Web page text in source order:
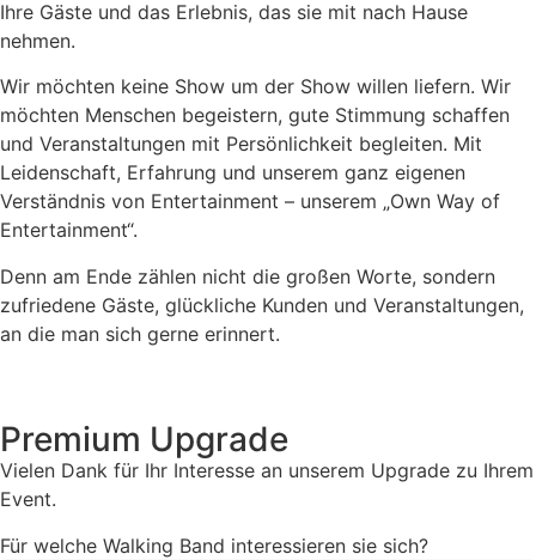
Ihre Gäste und das Erlebnis, das sie mit nach Hause
nehmen.
Wir möchten keine Show um der Show willen liefern. Wir
möchten Menschen begeistern, gute Stimmung schaffen
und Veranstaltungen mit Persönlichkeit begleiten. Mit
Leidenschaft, Erfahrung und unserem ganz eigenen
Verständnis von Entertainment – unserem „Own Way of
Entertainment“.
Denn am Ende zählen nicht die großen Worte, sondern
zufriedene Gäste, glückliche Kunden und Veranstaltungen,
an die man sich gerne erinnert.
Premium Upgrade
Vielen Dank für Ihr Interesse an unserem Upgrade zu Ihrem
Event.
Für welche Walking Band interessieren sie sich?